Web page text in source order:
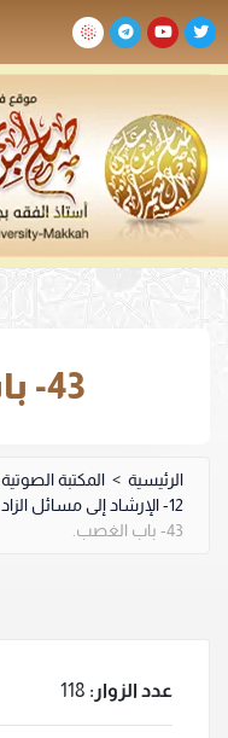
43- باب الغصب.
الرئيسية > المكتبة الصوتية
12- الإرشاد إلى مسائل الزاد
43- باب الغصب.
عدد الزوار: 118